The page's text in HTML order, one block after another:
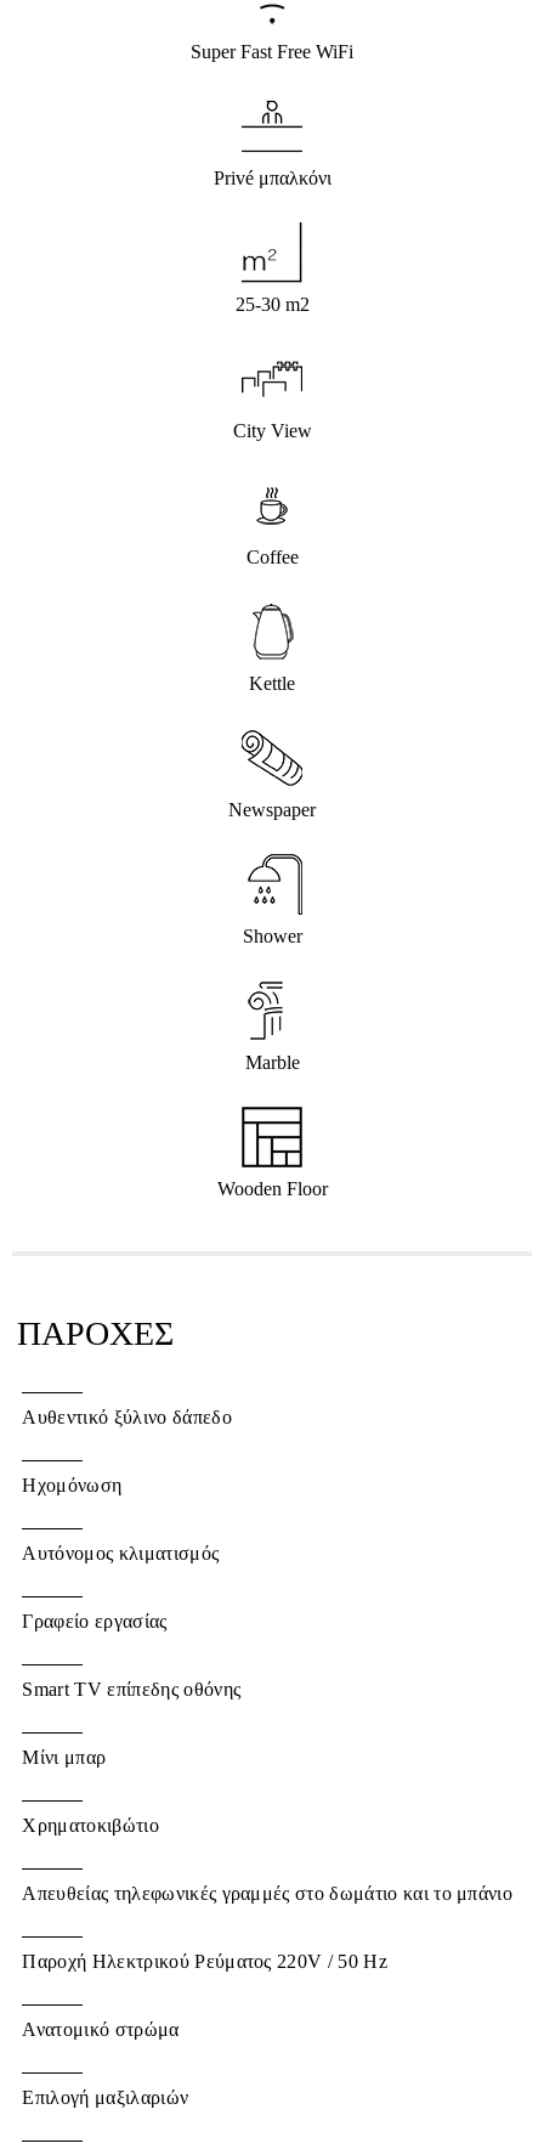
Super Fast Free WiFi
Privé μπαλκόνι
25-30 m2
City View
Coffee
Kettle
Newspaper
Shower
Marble
Wooden Floor
ΠΑΡΟΧΕΣ
Αυθεντικό ξύλινο δάπεδο
Ηχομόνωση
Αυτόνομος κλιματισμός
Γραφείο εργασίας
Smart TV επίπεδης οθόνης
Μίνι μπαρ
Χρηματοκιβώτιο
Απευθείας τηλεφωνικές γραμμές στο δωμάτιο και το μπάνιο
Παροχή Ηλεκτρικού Ρεύματος 220V / 50 Hz
Ανατομικό στρώμα
Επιλογή μαξιλαριών